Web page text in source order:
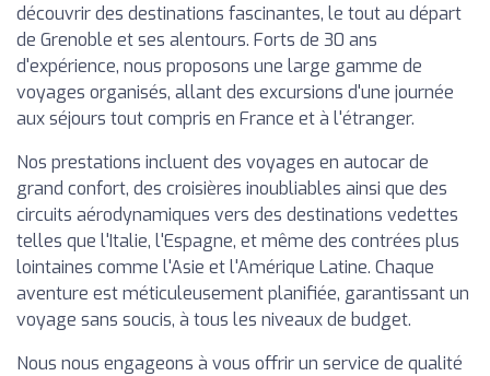
découvrir des destinations fascinantes, le tout au départ
de Grenoble et ses alentours. Forts de 30 ans
d'expérience, nous proposons une large gamme de
voyages organisés, allant des excursions d'une journée
aux séjours tout compris en France et à l'étranger.
Nos prestations incluent des voyages en autocar de
grand confort, des croisières inoubliables ainsi que des
circuits aérodynamiques vers des destinations vedettes
telles que l'Italie, l'Espagne, et même des contrées plus
lointaines comme l'Asie et l'Amérique Latine. Chaque
aventure est méticuleusement planifiée, garantissant un
voyage sans soucis, à tous les niveaux de budget.
Nous nous engageons à vous offrir un service de qualité